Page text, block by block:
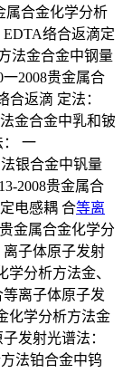
属合金化学分析
络合返滴定
法金合金中钢量
2008贵金属合
返滴 定法：
金合金中乳和铍
： 一
银合金中钒量
2008贵金属合
电感耦 合等离
金属合金化学分
子体原子发射
学分析方法金、
离子体原子发
化学分析方法金
发射光谱法：
法铂合金中钨